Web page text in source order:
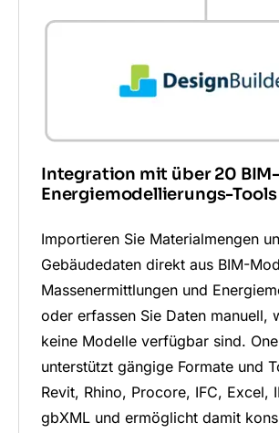
Integration mit über 20
Energiemodellierungs-Tools
Importieren Sie Materialmengen
Gebäudedaten direkt aus BIM-
Massenermittlungen und
oder erfassen Sie Daten manuell,
keine Modelle verfügbar sind.
unterstützt gängige Formate und
Revit, Rhino, Procore, IFC, Excel,
gbXML und ermöglicht damit